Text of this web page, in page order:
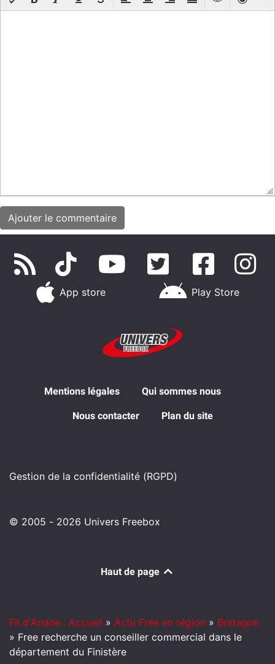
App store Play Store
Mentions légales Qui sommes nous
Nous contacter Plan du site
Gestion de la confidentialité (RGPD)
© 2005 - 2026 Univers Freebox
Haut de page
Fil d'Ariane : Accueil » Actu Free en région » Bretagne
» Free recherche un conseiller commercial dans le
département du Finistère